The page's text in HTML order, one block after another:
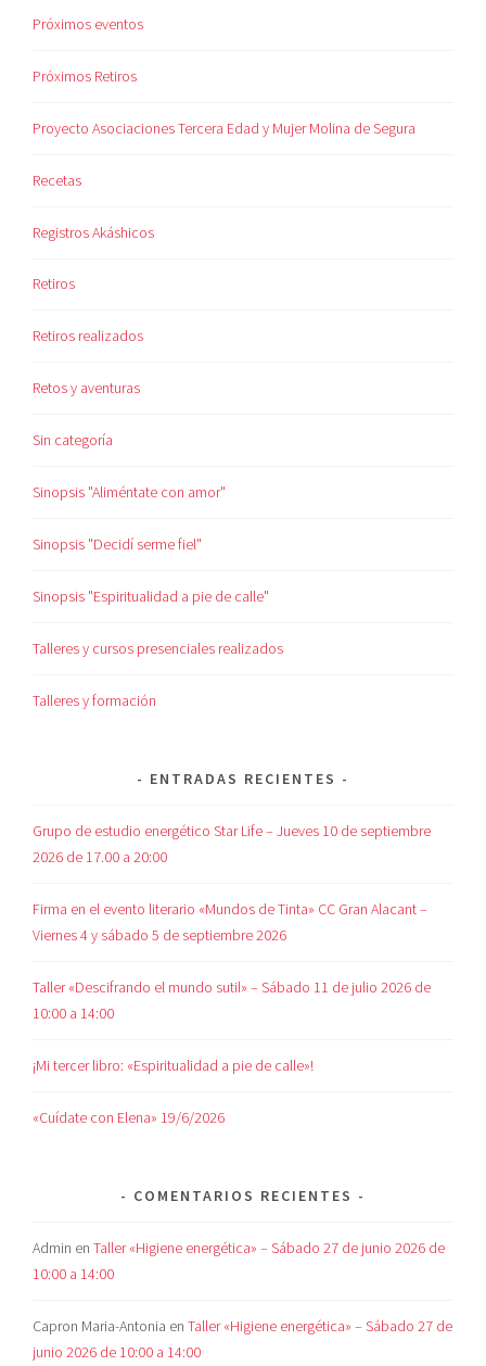
Próximos eventos
Próximos Retiros
Proyecto Asociaciones Tercera Edad y Mujer Molina de Segura
Recetas
Registros Akáshicos
Retiros
Retiros realizados
Retos y aventuras
Sin categoría
Sinopsis "Aliméntate con amor"
Sinopsis "Decidí serme fiel"
Sinopsis "Espiritualidad a pie de calle"
Talleres y cursos presenciales realizados
Talleres y formación
ENTRADAS RECIENTES
Grupo de estudio energético Star Life – Jueves 10 de septiembre
2026 de 17.00 a 20:00
Firma en el evento literario «Mundos de Tinta» CC Gran Alacant –
Viernes 4 y sábado 5 de septiembre 2026
Taller «Descifrando el mundo sutil» – Sábado 11 de julio 2026 de
10:00 a 14:00
¡Mi tercer libro: «Espiritualidad a pie de calle»!
«Cuídate con Elena» 19/6/2026
COMENTARIOS RECIENTES
Admin enTaller «Higiene energética» – Sábado 27 de junio 2026 de
10:00 a 14:00
Capron Maria-Antonia enTaller «Higiene energética» – Sábado 27 de
junio 2026 de 10:00 a 14:00